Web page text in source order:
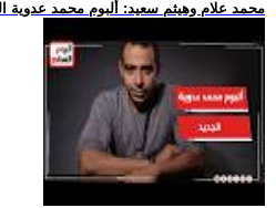
.. محمد علام وهيثم سعيد: ألبوم محمد عدوية